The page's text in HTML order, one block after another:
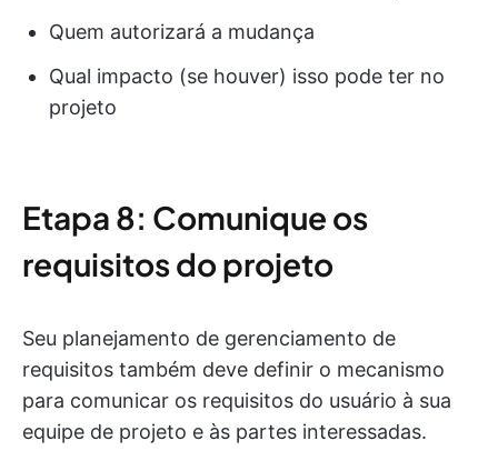
Quem autorizará a mudança
Qual impacto (se houver) isso pode ter no
projeto
Etapa 8: Comunique os
requisitos do projeto
Seu planejamento de gerenciamento de
requisitos também deve definir o mecanismo
para comunicar os requisitos do usuário à sua
equipe de projeto e às partes interessadas.